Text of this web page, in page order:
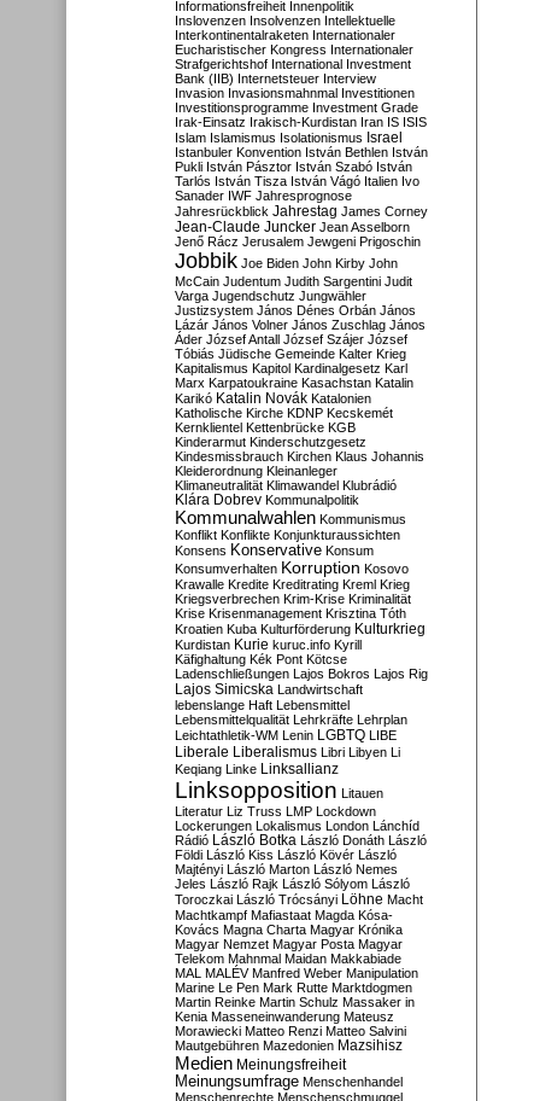
Informationsfreiheit Innenpolitik
Inslovenzen Insolvenzen Intellektuelle
Interkontinentalraketen Internationaler
Eucharistischer Kongress Internationaler
Strafgerichtshof International Investment
Bank (IIB) Internetsteuer Interview
Invasion Invasionsmahnmal Investitionen
Investitionsprogramme Investment Grade
Irak-Einsatz Irakisch-Kurdistan Iran IS ISIS
Islam Islamismus Isolationismus Israel
Istanbuler Konvention István Bethlen István
Pukli István Pásztor István Szabó István
Tarlós István Tisza István Vágó Italien Ivo
Sanader IWF Jahresprognose
Jahresrückblick Jahrestag James Corney
Jean-Claude Juncker Jean Asselborn
Jenő Rácz Jerusalem Jewgeni Prigoschin
Jobbik Joe Biden John Kirby John
McCain Judentum Judith Sargentini Judit
Varga Jugendschutz Jungwähler
Justizsystem János Dénes Orbán János
Lázár János Volner János Zuschlag János
Áder József Antall József Szájer József
Tóbiás Jüdische Gemeinde Kalter Krieg
Kapitalismus Kapitol Kardinalgesetz Karl
Marx Karpatoukraine Kasachstan Katalin
Karikó Katalin Novák Katalonien
Katholische Kirche KDNP Kecskemét
Kernklientel Kettenbrücke KGB
Kinderarmut Kinderschutzgesetz
Kindesmissbrauch Kirchen Klaus Johannis
Kleiderordnung Kleinanleger
Klimaneutralität Klimawandel Klubrádió
Klára Dobrev Kommunalpolitik
Kommunalwahlen Kommunismus
Konflikt Konflikte Konjunkturaussichten
Konsens Konservative Konsum
Konsumverhalten Korruption Kosovo
Krawalle Kredite Kreditrating Kreml Krieg
Kriegsverbrechen Krim-Krise Kriminalität
Krise Krisenmanagement Krisztina Tóth
Kroatien Kuba Kulturförderung Kulturkrieg
Kurdistan Kurie kuruc.info Kyrill
Käfighaltung Kék Pont Kötcse
Ladenschließungen Lajos Bokros Lajos Rig
Lajos Simicska Landwirtschaft
lebenslange Haft Lebensmittel
Lebensmittelqualität Lehrkräfte Lehrplan
Leichtathletik-WM Lenin LGBTQ LIBE
Liberale Liberalismus Libri Libyen Li
Keqiang Linke Linksallianz
Linksopposition Litauen
Literatur Liz Truss LMP Lockdown
Lockerungen Lokalismus London Lánchíd
Rádió
László Botka László Donáth László
Földi László Kiss László Kövér László
Majtényi László Marton László Nemes
Jeles László Rajk László Sólyom László
Toroczkai László Trócsányi Löhne Macht
Machtkampf Mafiastaat Magda Kósa-
Kovács Magna Charta Magyar Krónika
Magyar Nemzet Magyar Posta Magyar
Telekom Mahnmal Maidan Makkabiade
MAL MALÉV Manfred Weber Manipulation
Marine Le Pen Mark Rutte Marktdogmen
Martin Reinke Martin Schulz Massaker in
Kenia Masseneinwanderung Mateusz
Morawiecki Matteo Renzi Matteo Salvini
Mautgebühren Mazedonien Mazsihisz
Medien Meinungsfreiheit
Meinungsumfrage Menschenhandel
Menschenrechte Menschenschmuggel